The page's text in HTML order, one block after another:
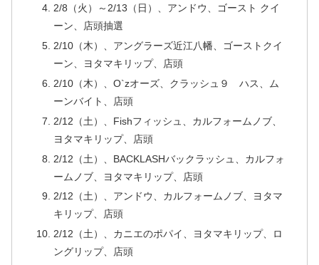
2/8（火）～2/13（日）、アンドウ、ゴースト クイ
ーン、店頭抽選
2/10（木）、アングラーズ近江八幡、ゴーストクイ
ーン、ヨタマキリップ、店頭
2/10（木）、O`zオーズ、クラッシュ９ ハス、ム
ーンバイト、店頭
2/12（土）、Fishフィッシュ、カルフォームノブ、
ヨタマキリップ、店頭
2/12（土）、BACKLASHバックラッシュ、カルフォ
ームノブ、ヨタマキリップ、店頭
2/12（土）、アンドウ、カルフォームノブ、ヨタマ
キリップ、店頭
2/12（土）、カニエのポパイ、ヨタマキリップ、ロ
ングリップ、店頭